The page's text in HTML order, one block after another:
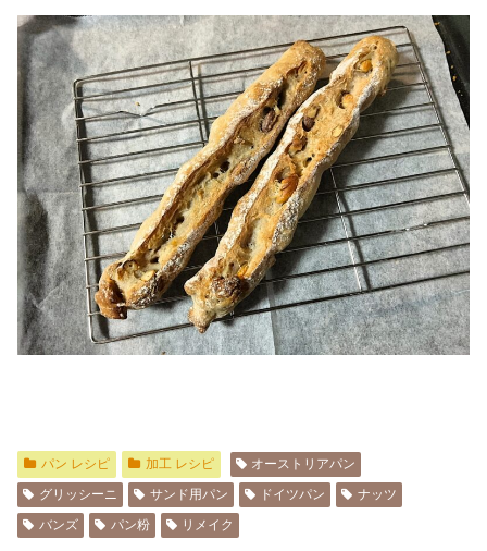
パン レシピ 加工 レシピ
オーストリアパン
グリッシーニ
サンド用パン ドイツパン
ナッツ
バンズ
パン粉 リメイク